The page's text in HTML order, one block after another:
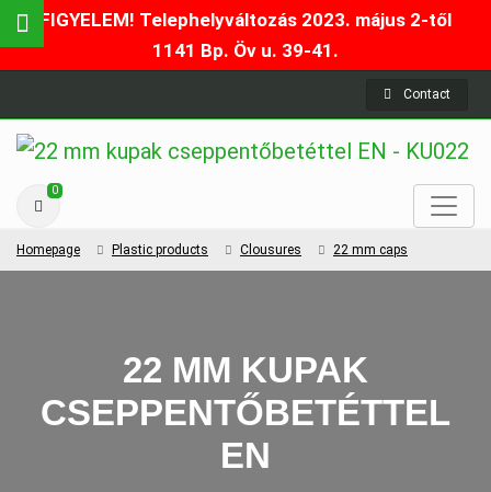
FIGYELEM! Telephelyváltozás 2023. május 2-től
1141 Bp. Öv u. 39-41.
Contact
0
Homepage Plastic products Clousures 22 mm caps
22 MM KUPAK
CSEPPENTŐBETÉTTEL
EN